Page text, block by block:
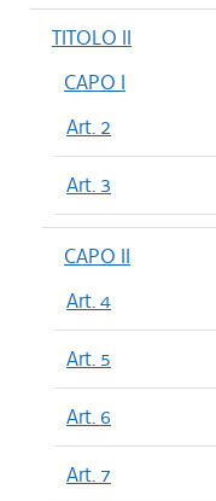
TITOLO II
CAPO I
Art. 2
Art. 3
CAPO II
Art. 4
Art. 5
Art. 6
Art. 7